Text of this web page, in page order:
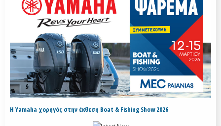
H Yamaha χορηγός στην έκθεση Boat & Fishing Show 2026